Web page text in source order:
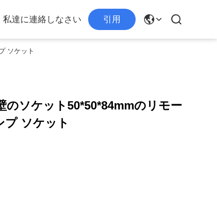
私達に連絡しなさい 引用
ソケット
のソケット50*50*84mmのリモー
プ ソケット